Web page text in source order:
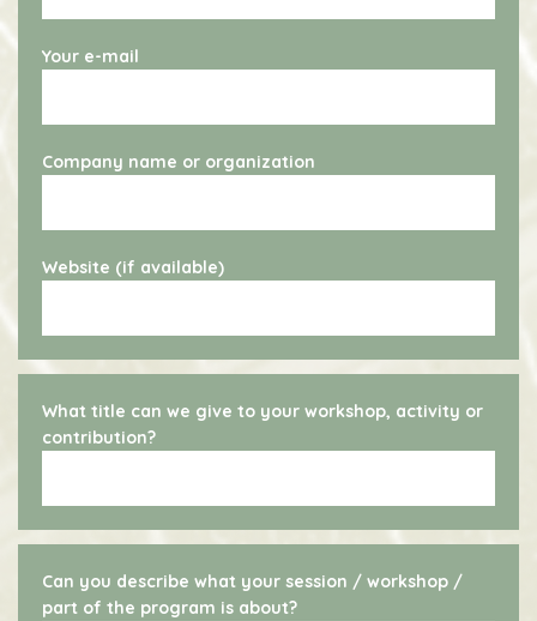
Your e-mail
Company name or organization
Website (if available)
What title can we give to your workshop, activity or
contribution?
Can you describe what your session / workshop /
part of the program is about?